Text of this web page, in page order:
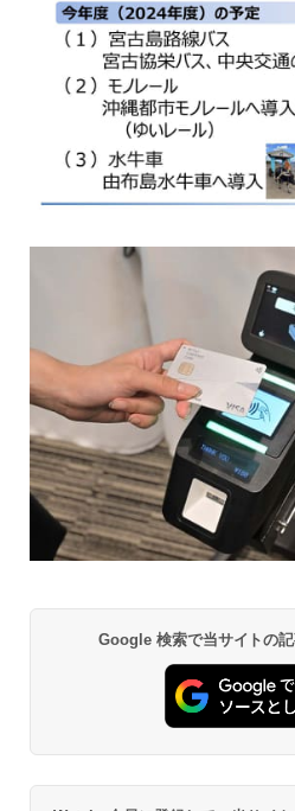
Google 検索で当サイトの